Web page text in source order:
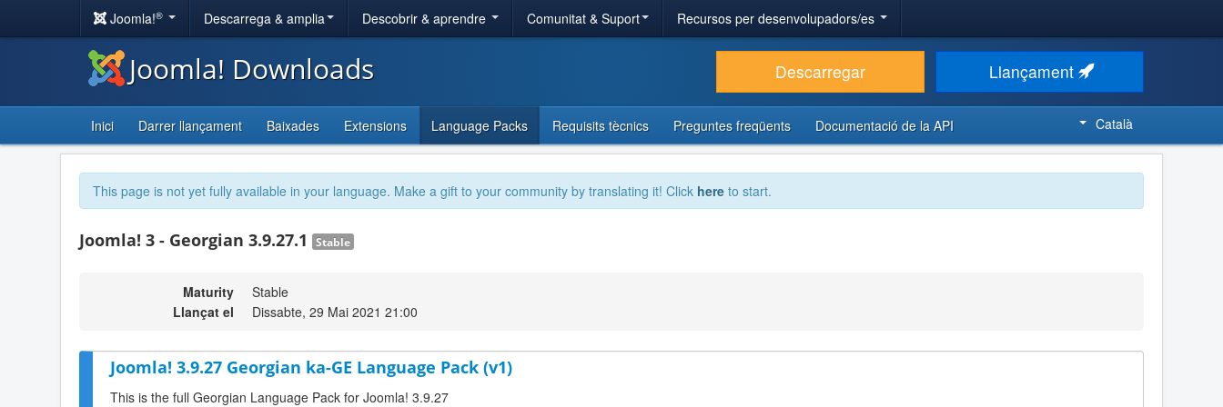
Joomla!® Descarrega & amplia Descobrir & aprendre Comunitat & Suport Recursos per desenvolupadors/es
Joomla! Downloads Descarregar Llançament
Inici Darrer llançament Baixades Extensions Language Packs Requisits tècnics Preguntes freqüents Documentació de la API Català
This page is not yet fully available in your language. Make a gift to your community by translating it! Click here to start.
Joomla! 3 - Georgian 3.9.27.1 Stable
Maturity
Stable
Llançat el
Dissabte, 29 Mai 2021 21:00
Joomla! 3.9.27 Georgian ka-GE Language Pack (v1)
This is the full Georgian Language Pack for Joomla! 3.9.27